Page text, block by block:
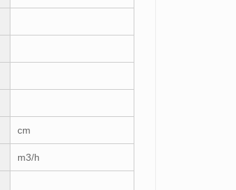
cm
m3/h